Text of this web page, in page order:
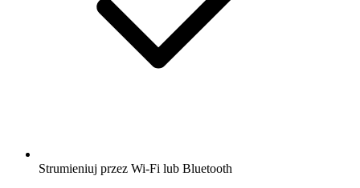
Strumieniuj przez Wi-Fi lub Bluetooth